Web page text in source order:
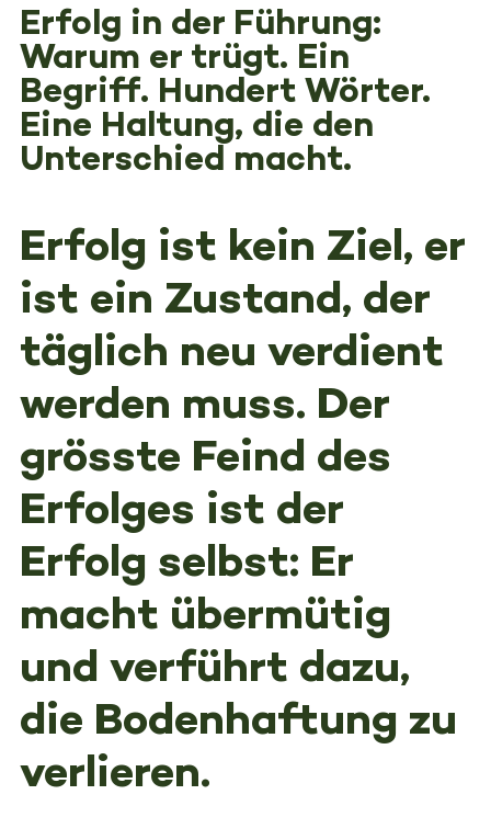
Erfolg in der Führung:
Warum er trügt. Ein
Begriff. Hundert Wörter.
Eine Haltung, die den
Unterschied macht.
Erfolg ist kein Ziel, er
ist ein Zustand, der
täglich neu verdient
werden muss. Der
grösste Feind des
Erfolges ist der
Erfolg selbst: Er
macht übermütig
und verführt dazu,
die Bodenhaftung zu
verlieren.